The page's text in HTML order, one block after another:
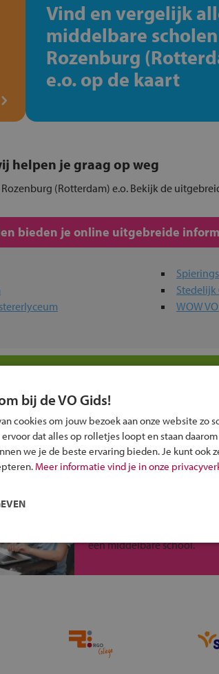
Vind en vergelijk
middelbare
Rozenburg
e.o. op de kaart
helpen je graag op weg
(Rotterdam) e.o. Bekijk de
bieden je online uitgebreide
Stedelijk
WOW VO
in jouw regio
past bij jou?
een middelbare school.
bij de VO Gids!
cookies om jouw bezoek aan onze website zo
ervoor dat alles op rolletjes loopt en staan
we je de beste ervaring bieden. Je kunt ook
Meer informatie vind je in onze